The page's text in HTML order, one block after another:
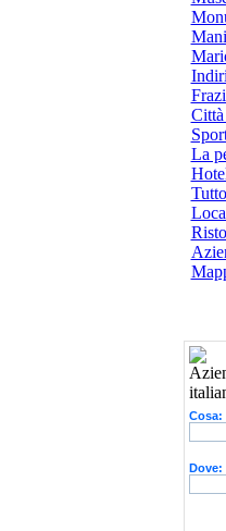
Città
La
Cosa:
Dove: